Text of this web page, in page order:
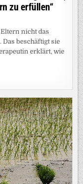
zu erfüllen“
nicht das
Das beschäftigt sie
erklärt, wie